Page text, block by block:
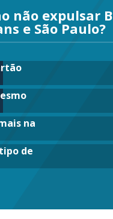
não expulsar
e São Paulo?
na
de